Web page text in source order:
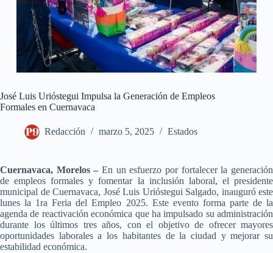
José Luis Urióstegui Impulsa la Generación de Empleos
Formales en Cuernavaca
Redacción marzo 5, 2025 Estados
Cuernavaca, Morelos – En un esfuerzo por fortalecer la generación
de empleos formales y fomentar la inclusión laboral, el presidente
municipal de Cuernavaca, José Luis Urióstegui Salgado, inauguró este
lunes la 1ra Feria del Empleo 2025. Este evento forma parte de la
agenda de reactivación económica que ha impulsado su administración
durante los últimos tres años, con el objetivo de ofrecer mayores
oportunidades laborales a los habitantes de la ciudad y mejorar su
estabilidad económica.